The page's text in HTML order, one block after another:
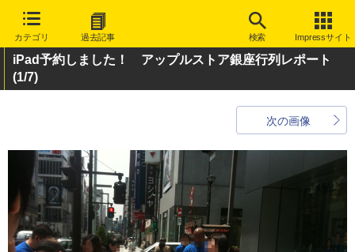
カテゴリ 過去記事 検索 Impressサイト
iPad予約しました！ アップルストア銀座行列レポート
(1/7)
次の画像